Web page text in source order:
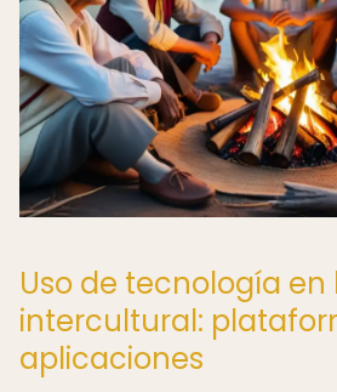
Uso de tecnología
intercultural:
aplicaciones